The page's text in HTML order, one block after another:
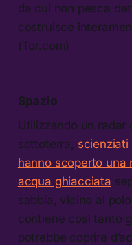
da cui non pesca
costruisce
(Tor.com)
Spazio
Utilizzando un
sottoterra, scienziati
hanno scoperto una
acqua ghiacciata
sabbia, vicino al
contiene così tanto
potrebbe coprire